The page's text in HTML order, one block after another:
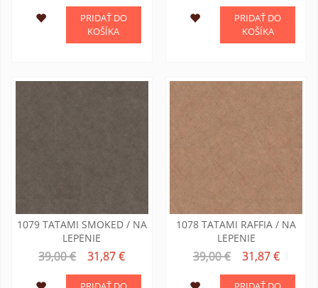
PRIDAŤ DO
KOŠÍKA
PRIDAŤ DO
KOŠÍKA
1079 TATAMI SMOKED / NA
LEPENIE
39,00 € 31,87 €
1078 TATAMI RAFFIA / NA
LEPENIE
39,00 € 31,87 €